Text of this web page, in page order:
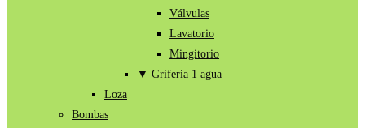
Válvulas
Lavatorio
Mingitorio
▼ Griferia 1 agua
Loza
Bombas